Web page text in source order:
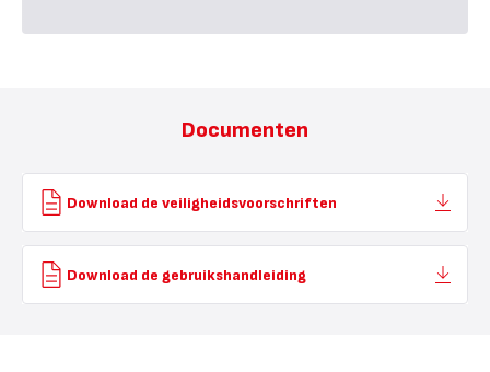
Documenten
Download de veiligheidsvoorschriften
Download de gebruikshandleiding